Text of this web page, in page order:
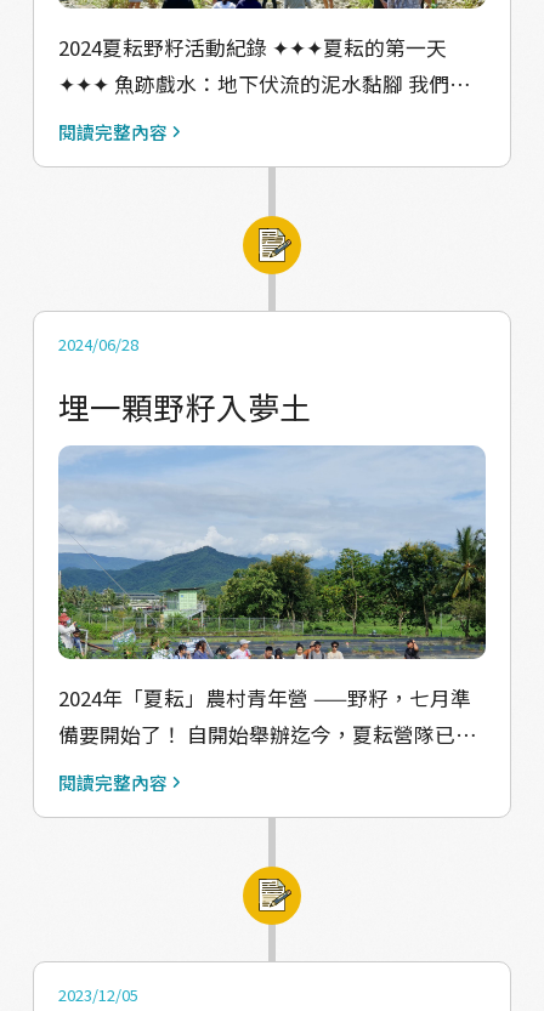
味 當員工們紛紛主動說 要回辦公室看看有什麼
可以搶救的東西時 溫大哥抱回了一鍋牛肉湯
「我是覺得沒什麼差了啦」「我現在還不想面
對現實」 只有那鍋牛肉湯不知道為什麼 從瓦斯
爐跑到了流理臺，成功降落檯面，奇蹟似的倖
麼慘，感覺今年該普渡拜拜。」 颱風重創學
用了大半個月去回復可辦公的狀態。 因此今年
普渡， 全體員工總動員， 打開Google 查拜拜
再自行寫了篇祭文， 一手一腳從零準備！ 一大
早把學會曬在門口的「泡水書」移開， 準備好
設臉盆裝水、毛巾， 供好兄弟盥洗使用。 全體
員工每人拿着三株香， 唸出祭文於家門三拜，
供奉那些看不見的地方關係人口， 願與好兄弟
們平安相處。
2024夏耘野籽活動紀錄 ✦✦✦夏耘的第一天
✦✦✦ 魚跡戲水：地下伏流的泥水黏腳 我們來
到美濃湖旁邊的#野蓮池。今天我們不是要來採
魚、鯉魚、烏鰡等等是所謂的 #工作魚，各有
不同的功能。有的會吃雜草、藻類，也會把福
上的 #魚菜共生。 今年夏耘談的是農村裡面的
態系囉！至於要怎麼在野蓮池裡面暢行無阻，
就請各位跟農民李煥生大哥請教請教吧！
✦✦✦夏耘第二天✦✦✦ 山洪爆發的避難所：美
濃溪溯溪走踏 #美濃溪是貫穿美濃平原的主要
溪流，發源自美濃東北部靠近六龜、杉林一帶
的山區，是美濃人跡罕至的區域。 雙溪一帶正
是從平原通往山區的入口，也是溪流景觀由深
潭急流變緩的流域。#嘉義大學邱郁文老師 ，
將帶領學員們沿溪而上，觀察溪流沿線自然生
態，以及河岸邊的人為擾動，思考人與自然的
互動關係。 最後，我們將挑選一塊平靜的水
域，帶著大家一同趴入溪中，打破水面的分
界回到陸地領域後，對於 #河川治理 會有不一
野下也生趣：午後雷陣雨 #午後雷陣雨 為夏天
美濃的典型天氣型態，也是美濃的農業、水圳
閱讀完整內容
2024/06/28
埋一顆野籽入夢土
2024年「夏耘」農村青年營 ——野籽，七月準
備要開始了！ 自開始舉辦迄今，夏耘營隊已邁
入第16個年頭，自2008年底，《農村再生條
士成立「台灣農村陣線」，積極推動民間的關
注及參與。於是，「夏耘」就在這樣的脈絡下
全台，深入農業、地方創生、社區營造等相關
閱讀完整內容
2023/12/05